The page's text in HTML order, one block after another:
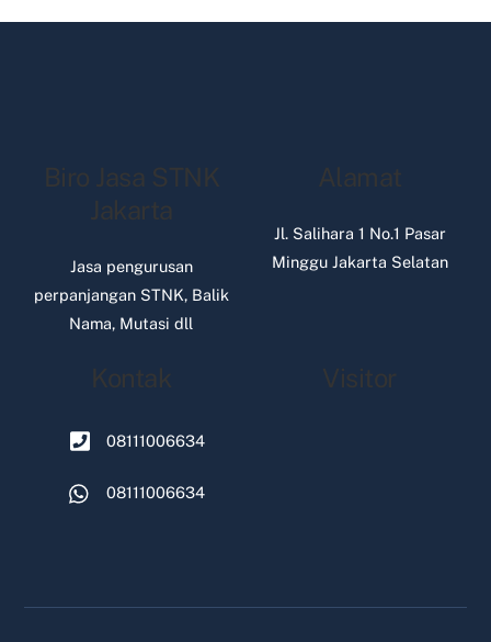
Biro Jasa STNK
Jakarta
Jasa pengurusan
perpanjangan STNK, Balik
Nama, Mutasi dll
Alamat
Jl. Salihara 1 No.1 Pasar
Minggu Jakarta Selatan
Kontak
08111006634
08111006634
Visitor